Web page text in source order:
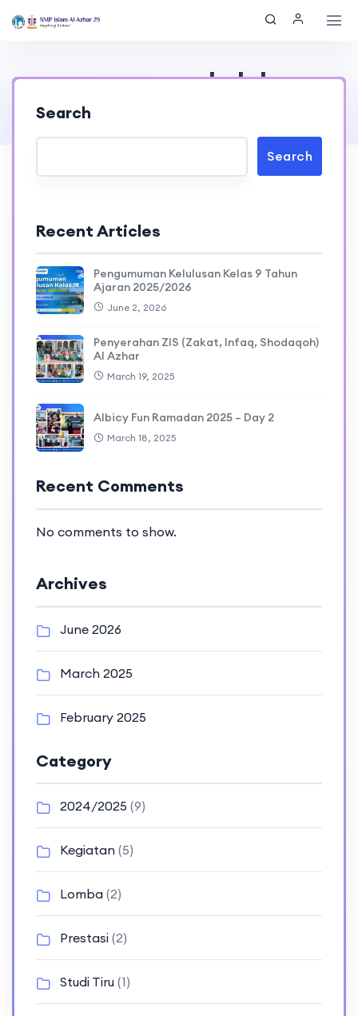
pengumuman kelulusan
Search
Search
Recent Articles
Pengumuman Kelulusan Kelas 9 Tahun
Ajaran 2025/2026
June 2, 2026
Penyerahan ZIS (Zakat, Infaq, Shodaqoh)
Al Azhar
March 19, 2025
Albicy Fun Ramadan 2025 – Day 2
March 18, 2025
Recent Comments
No comments to show.
Archives
June 2026
March 2025
February 2025
Category
2024/2025 (9)
Kegiatan (5)
Lomba (2)
Prestasi (2)
Studi Tiru (1)